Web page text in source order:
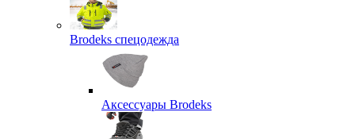
Brodeks спецодежда
Аксессуары Brodeks